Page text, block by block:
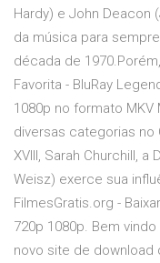
Hardy) e John Deacon
da música para
década de
Favorita - BluRay
1080p no formato MKV
diversas categorias no
XVIII, Sarah Churchill, a
Weisz) exerce sua
FilmesGratis.org -
720p 1080p. Bem
novo site de download